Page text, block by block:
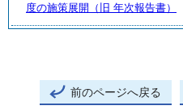
度の施策展開（旧 年次報告書）
前のページへ戻る